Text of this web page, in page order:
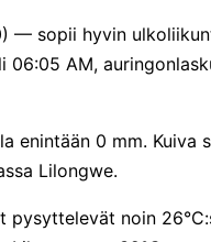
— sopii hyvin
AM,
enintään 0 mm.
Lilongwe.
noin